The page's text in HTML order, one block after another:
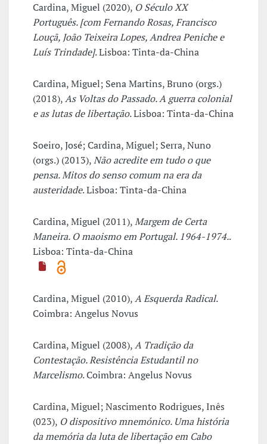
Cardina, Miguel (2020), O Século XX
Português. [com Fernando Rosas, Francisco
Louçã, João Teixeira Lopes, Andrea Peniche e
Luís Trindade]. Lisboa: Tinta-da-China
Cardina, Miguel; Sena Martins, Bruno (orgs.)
(2018),As Voltas do Passado. A guerra colonial
e as lutas de libertação. Lisboa: Tinta-da-China
Soeiro, José; Cardina, Miguel; Serra, Nuno
(orgs.) (2013),Não acredite em tudo o que
pensa. Mitos do senso comum na era da
austeridade. Lisboa: Tinta-da-China
Cardina, Miguel (2011),Margem de Certa
Maneira. O maoismo em Portugal. 1964-1974..
Lisboa: Tinta-da-China
Cardina, Miguel (2010),A Esquerda Radical.
Coimbra: Angelus Novus
Cardina, Miguel (2008),A Tradição da
Contestação. Resistência Estudantil no
Marcelismo. Coimbra: Angelus Novus
Cardina, Miguel; Nascimento Rodrigues, Inês
(023), O dispositivo mnemónico. Uma história
da memória da luta de libertação em Cabo